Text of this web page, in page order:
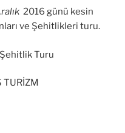
2016 günü kesin
ve Şehitlikleri turu.
Turu
TURİZM